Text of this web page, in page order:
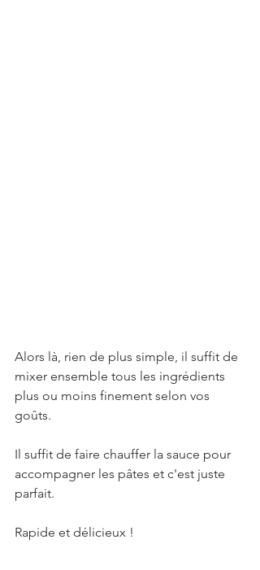
Alors là, rien de plus simple, il suffit de
mixer ensemble tous les ingrédients
plus ou moins finement selon vos
goûts.
Il suffit de faire chauffer la sauce pour
accompagner les pâtes et c'est juste
parfait.
Rapide et délicieux !